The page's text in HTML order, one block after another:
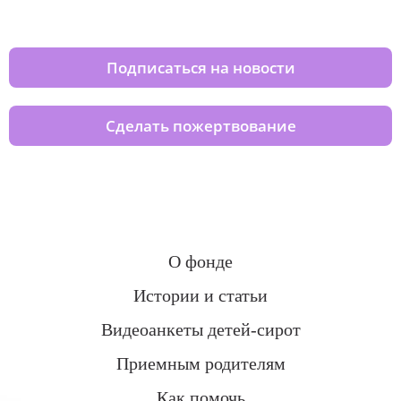
Подписаться на новости
Сделать пожертвование
О фонде
Истории и статьи
Видеоанкеты детей-сирот
Приемным родителям